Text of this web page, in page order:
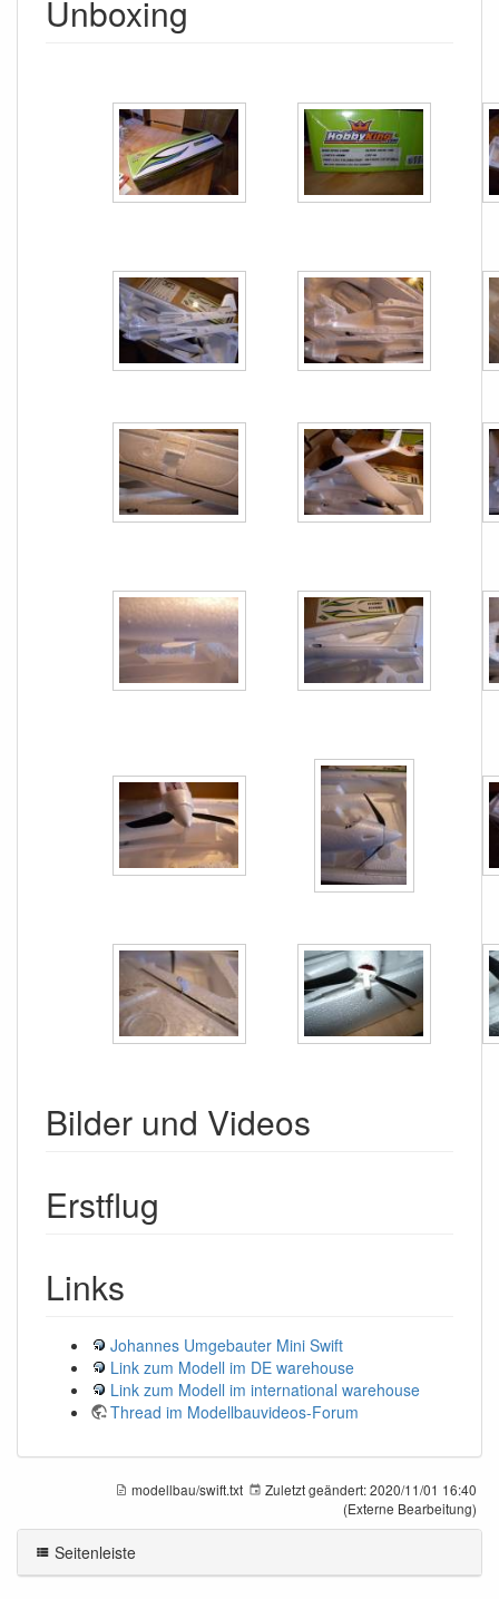
Unboxing
Bilder und Videos
Erstflug
Links
Johannes Umgebauter Mini Swift
Link zum Modell im DE warehouse
Link zum Modell im international warehouse
Thread im Modellbauvideos-Forum
modellbau/swift.txt Zuletzt geändert:2020/11/01 16:40
(Externe Bearbeitung)
Seitenleiste